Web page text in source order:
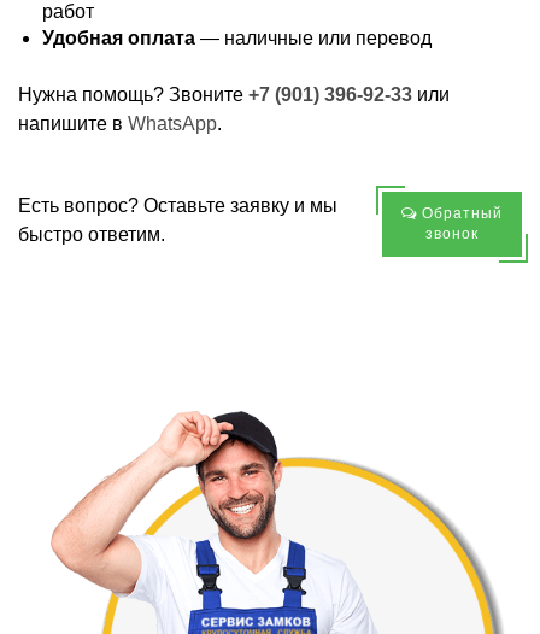
работ
Удобная оплата — наличные или перевод
Нужна помощь? Звоните +7 (901) 396-92-33 или
напишите в WhatsApp.
Есть вопрос? Оставьте заявку и мы
быстро ответим.
Обратный
звонок